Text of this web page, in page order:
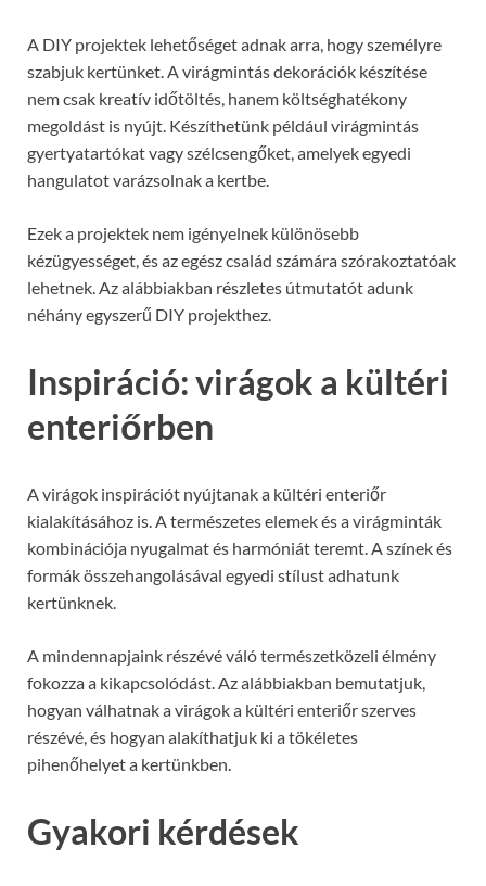
A DIY projektek lehetőséget adnak arra, hogy személyre
szabjuk kertünket. A virágmintás dekorációk készítése
nem csak kreatív időtöltés, hanem költséghatékony
megoldást is nyújt. Készíthetünk például virágmintás
gyertyatartókat vagy szélcsengőket, amelyek egyedi
hangulatot varázsolnak a kertbe.
Ezek a projektek nem igényelnek különösebb
kézügyességet, és az egész család számára szórakoztatóak
lehetnek. Az alábbiakban részletes útmutatót adunk
néhány egyszerű DIY projekthez.
Inspiráció: virágok a kültéri
enteriőrben
A virágok inspirációt nyújtanak a kültéri enteriőr
kialakításához is. A természetes elemek és a virágminták
kombinációja nyugalmat és harmóniát teremt. A színek és
formák összehangolásával egyedi stílust adhatunk
kertünknek.
A mindennapjaink részévé váló természetközeli élmény
fokozza a kikapcsolódást. Az alábbiakban bemutatjuk,
hogyan válhatnak a virágok a kültéri enteriőr szerves
részévé, és hogyan alakíthatjuk ki a tökéletes
pihenőhelyet a kertünkben.
Gyakori kérdések